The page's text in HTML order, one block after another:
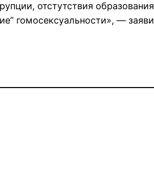
отстутствия
гомосексуальности», —